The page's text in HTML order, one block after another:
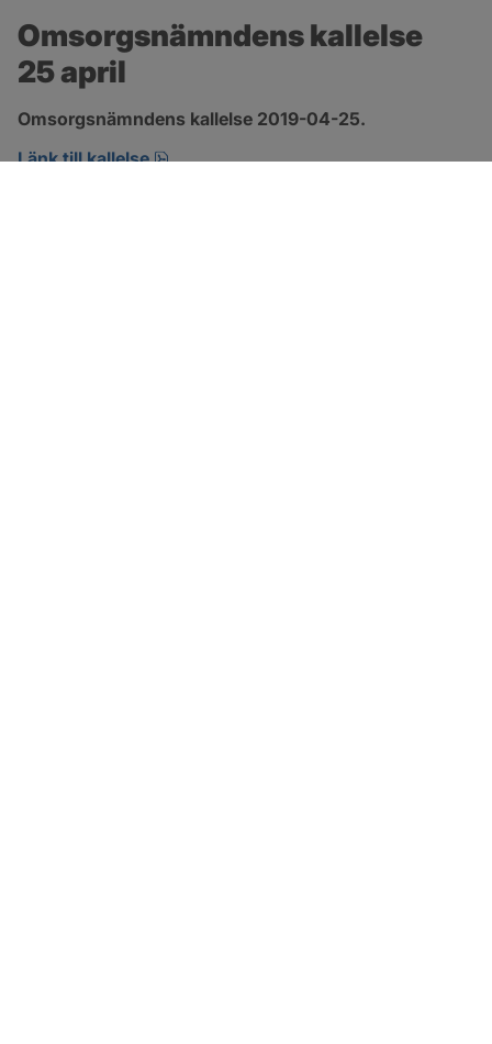
Omsorgsnämndens kallelse
25 april
Omsorgsnämndens kallelse 2019-04-25.
Länk till kallelse
pdf, öppnas i nytt fönster.